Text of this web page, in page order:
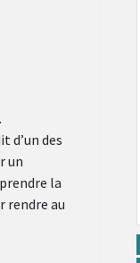
d’un des
un
la
rendre au